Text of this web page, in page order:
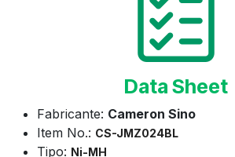
Data Sheet
Fabricante: Cameron Sino
Item No.: CS-JMZ024BL
Tipo: Ni-MH